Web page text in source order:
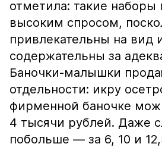
отметила: такие наборы
высоким спросом,
привлекательны на вид
содержательны за
Баночки-малышки
отдельности: икру
фирменной баночке
4 тысячи рублей. Даже
побольше — за 6, 10 и